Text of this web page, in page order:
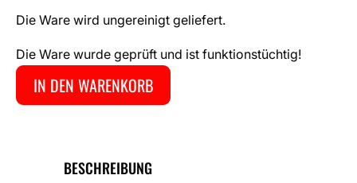
Die Ware wird ungereinigt geliefert.
Die Ware wurde geprüft und ist funktionstüchtig!
IN DEN WARENKORB
BESCHREIBUNG